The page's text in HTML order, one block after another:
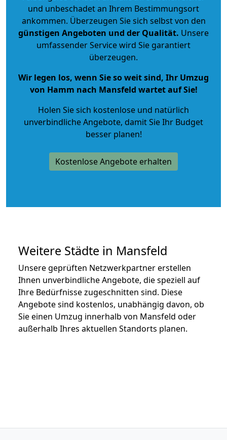
und unbeschadet an Ihrem Bestimmungsort
ankommen. Überzeugen Sie sich selbst von den
günstigen Angeboten und der Qualität. Unsere
umfassender Service wird Sie garantiert
überzeugen.
Wir legen los, wenn Sie so weit sind, Ihr Umzug
von Hamm nach Mansfeld wartet auf Sie!
Holen Sie sich kostenlose und natürlich
unverbindliche Angebote, damit Sie Ihr Budget
besser planen!
Kostenlose Angebote erhalten
Weitere Städte in Mansfeld
Unsere geprüften Netzwerkpartner erstellen
Ihnen unverbindliche Angebote, die speziell auf
Ihre Bedürfnisse zugeschnitten sind. Diese
Angebote sind kostenlos, unabhängig davon, ob
Sie einen Umzug innerhalb von Mansfeld oder
außerhalb Ihres aktuellen Standorts planen.